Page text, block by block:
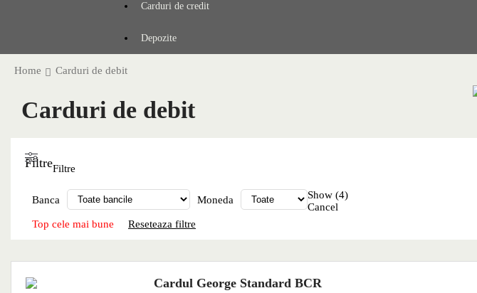
Carduri de credit
Depozite
Home Carduri de debit
Carduri de debit
FiltreFiltre
Banca Moneda Show (4)
Cancel
Top cele mai bune
Reseteaza filtre
Cardul George Standard BCR